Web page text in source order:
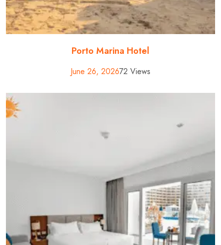
Porto Marina Hotel
June 26, 202672 Views